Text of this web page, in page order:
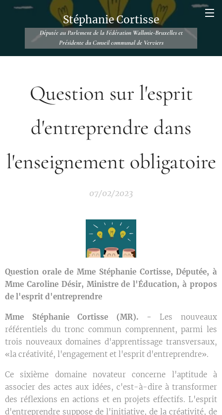
Stéphanie Cortisse
Députée au Parlement de la Fédération Wallonie-Bruxelles et
Présidente du Conseil communal de Verviers
Question sur l'esprit
d'entreprendre dans
l'enseignement obligatoire
07/02/2023
Question orale de Mme Stéphanie Cortisse, Députée, à
Mme Caroline Désir, Ministre de l'Éducation, à propos
de l'esprit d'entreprendre
Mme Stéphanie Cortisse (MR). - Les nouveaux
référentiels du tronc commun comprennent, parmi les
trois nouveaux domaines d'apprentissage transversaux,
«la créativité, l'engagement et l'esprit d'entreprendre».
Ce sixième domaine novateur concerne l'aptitude à
associer des actes aux idées, c'est-à-dire à transformer
des réflexions en actions et en projets effectifs. L'esprit
d'entreprendre suppose de l'initiative, de la créativité, de